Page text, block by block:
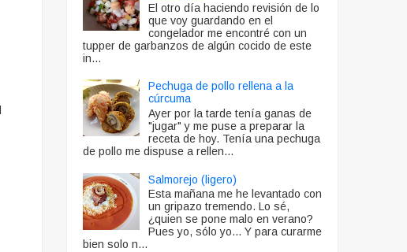
El otro día haciendo revisión de lo
que voy guardando en el
congelador me encontré con un
tupper de garbanzos de algún cocido de este
in...
Pechuga de pollo rellena a la
cúrcuma
Ayer por la tarde tenía ganas de
"jugar" y me puse a preparar la
receta de hoy. Tenía una pechuga
de pollo me dispuse a rellen...
Salmorejo (ligero)
Esta mañana me he levantado con
un gripazo tremendo. Lo sé,
¿quien se pone malo en verano?
Pues yo, sólo yo... Y para curarme
bien solo n...